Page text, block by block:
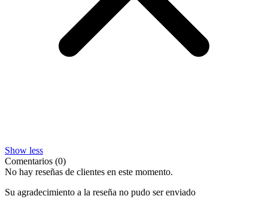
Show less
Comentarios (0)
No hay reseñas de clientes en este momento.
Su agradecimiento a la reseña no pudo ser enviado